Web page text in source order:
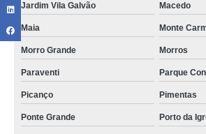
Jardim Vila Galvão Macedo
Maia Monte
Morro Grande Morros
Paraventi Parque
Picanço Pimentas
Ponte Grande Porto da